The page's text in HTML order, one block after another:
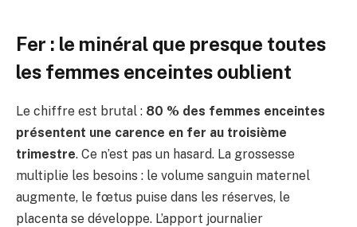
Fer : le minéral que presque toutes
les femmes enceintes oublient
Le chiffre est brutal : 80 % des femmes enceintes
présentent une carence en fer au troisième
trimestre. Ce n’est pas un hasard. La grossesse
multiplie les besoins : le volume sanguin maternel
augmente, le fœtus puise dans les réserves, le
placenta se développe. L’apport journalier